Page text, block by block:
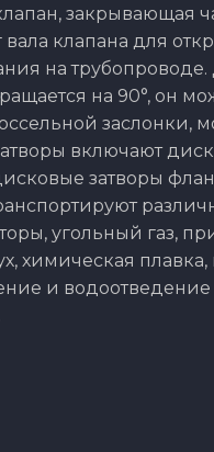
закрывающая
клапана для
на
на 90°, он
заслонки,
включают
затворы
угольный газ,
химическая
и